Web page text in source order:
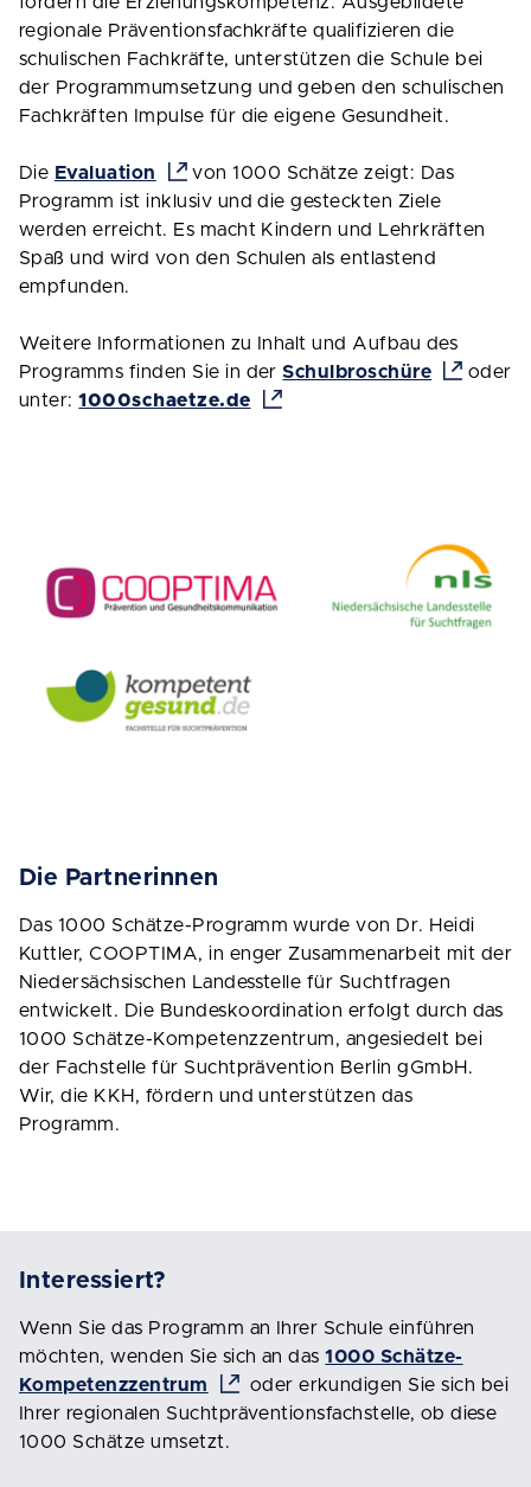
regionale Präventionsfachkräfte qualifizieren die
schulischen Fachkräfte, unterstützen die Schule bei
der Programmumsetzung und geben den schulischen
Fachkräften Impulse für die eigene Gesundheit.
Die Evaluation
von 1000 Schätze zeigt: Das
Programm ist inklusiv und die gesteckten Ziele
werden erreicht. Es macht Kindern und Lehrkräften
Spaß und wird von den Schulen als entlastend
empfunden.
Weitere Informationen zu Inhalt und Aufbau des
Programms finden Sie in derSchulbroschüre
oder
unter:1000schaetze.de
Die Partnerinnen
Das 1000 Schätze-Programm wurde von Dr. Heidi
Kuttler, COOPTIMA, in enger Zusammenarbeit mit der
Niedersächsischen Landesstelle für Suchtfragen
entwickelt. Die Bundeskoordination erfolgt durch das
1000 Schätze-Kompetenzzentrum, angesiedelt bei
der Fachstelle für Suchtprävention Berlin gGmbH.
Wir, die KKH, fördern und unterstützen das
Programm.
Interessiert?
Wenn Sie das Programm an Ihrer Schule einführen
möchten, wenden Sie sich an das1000 Schätze-
Kompetenzzentrum
oder erkundigen Sie sich bei
Ihrer regionalen Suchtpräventionsfachstelle, ob diese
1000 Schätze umsetzt.